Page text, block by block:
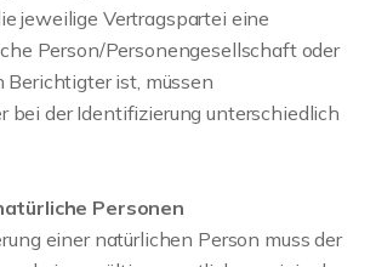
jeweilige Vertragspartei eine
Person/Personengesellschaft oder
ist, müssen
bei der Identifizierung unterschiedlich
Personen
einer natürlichen Person muss der